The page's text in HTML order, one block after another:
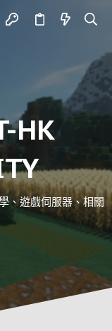
HK
、遊戲伺服器、相關